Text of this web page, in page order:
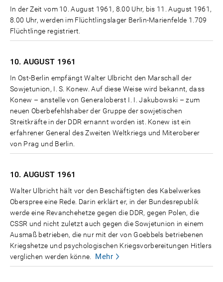
In der Zeit vom 10. August 1961, 8.00 Uhr, bis 11. August 1961,
8.00 Uhr, werden im Flüchtlingslager Berlin-Marienfelde 1.709
Flüchtlinge registriert.
10. AUGUST 1961
In Ost-Berlin empfängt Walter Ulbricht den Marschall der
Sowjetunion, I. S. Konew. Auf diese Weise wird bekannt, dass
Konew – anstelle von Generaloberst I. I. Jakubowski – zum
neuen Oberbefehlshaber der Gruppe der sowjetischen
Streitkräfte in der DDR ernannt worden ist. Konew ist ein
erfahrener General des Zweiten Weltkriegs und Miteroberer
von Prag und Berlin.
10. AUGUST 1961
Walter Ulbricht hält vor den Beschäftigten des Kabelwerkes
Oberspree eine Rede. Darin erklärt er, in der Bundesrepublik
werde eine Revanchehetze gegen die DDR, gegen Polen, die
CSSR und nicht zuletzt auch gegen die Sowjetunion in einem
Ausmaß betrieben, die nur mit der von Goebbels betriebenen
Kriegshetze und psychologischen Kriegsvorbereitungen Hitlers
verglichen werden könne.
Mehr